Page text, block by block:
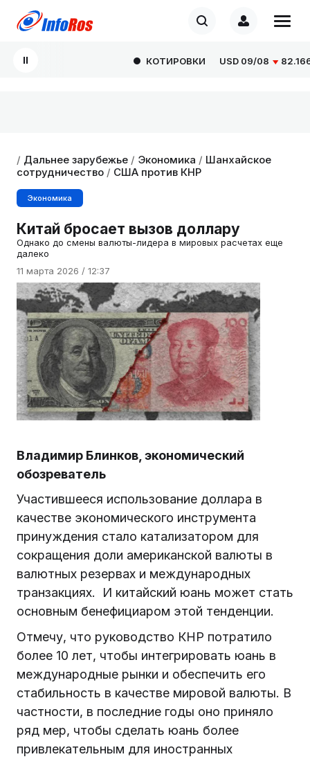
КОТИРОВКИ USD 09/08 82.1665
/ Дальнее зарубежье / Экономика / Шанхайское
сотрудничество / США против КНР
Экономика
Китай бросает вызов доллару
Однако до смены валюты-лидера в мировых расчетах еще
далеко
11 марта 2026 / 12:37
Владимир Блинков, экономический
обозреватель
Участившееся использование доллара в
качестве экономического инструмента
принуждения стало катализатором для
сокращения доли американской валюты в
валютных резервах и международных
транзакциях. И китайский юань может стать
основным бенефициаром этой тенденции.
Отмечу, что руководство КНР потратило
более 10 лет, чтобы интегрировать юань в
международные рынки и обеспечить его
стабильность в качестве мировой валюты. В
частности, в последние годы оно приняло
ряд мер, чтобы сделать юань более
привлекательным для иностранных